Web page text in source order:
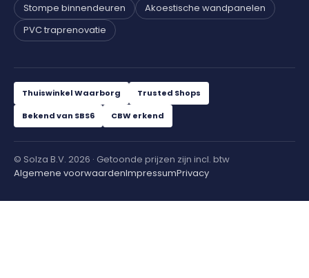
Stompe binnendeuren
Akoestische wandpanelen
PVC traprenovatie
Thuiswinkel Waarborg Trusted Shops
Bekend van SBS6 CBW erkend
© Solza B.V. 2026 · Getoonde prijzen zijn incl. btw
Algemene voorwaardenImpressumPrivacy